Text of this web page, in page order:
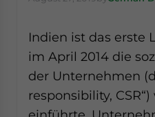
Indien ist das erste
im April 2014 die
der Unternehmen
responsibility,